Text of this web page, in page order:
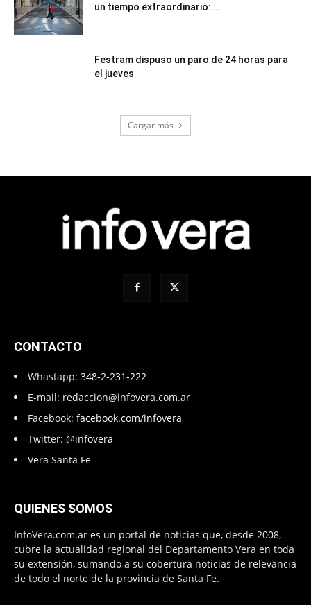
un tiempo extraordinario:...
Festram dispuso un paro de 24 horas para
el jueves
Cargar más
CONTACTO
Whastapp: 348-2-231-222
E-mail: redaccion@infovera.com.ar
Facebook: facebook.com/infovera
Twitter: @infovera
Vera Santa Fe
QUIENES SOMOS
InfoVera.com.ar es un portal de noticias que, desde 2008,
cubre la actualidad regional del Departamento Vera en toda
su extensión, sumando a su cobertura noticias de relevancia
de todo el norte de la provincia de Santa Fe.